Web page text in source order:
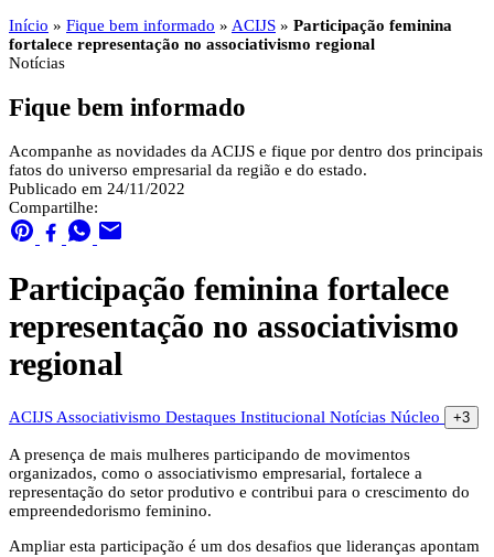
Início » Fique bem informado » ACIJS » Participação feminina
fortalece representação no associativismo regional
Notícias
Fique bem informado
Acompanhe as novidades da ACIJS e fique por dentro dos principais
fatos do universo empresarial da região e do estado.
Publicado em 24/11/2022
Compartilhe:
Participação feminina fortalece
representação no associativismo
regional
ACIJS Associativismo Destaques Institucional Notícias Núcleo +3
A presença de mais mulheres participando de movimentos
organizados, como o associativismo empresarial, fortalece a
representação do setor produtivo e contribui para o crescimento do
empreendedorismo feminino.
Ampliar esta participação é um dos desafios que lideranças apontam